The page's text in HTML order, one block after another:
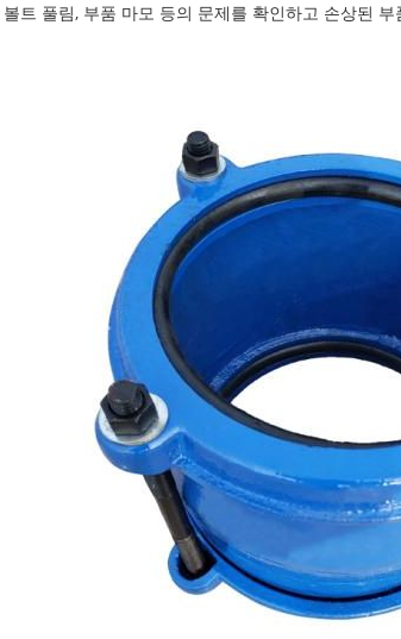
볼트 풀림, 부품 마모 등의 문제를 확인하고 손상된